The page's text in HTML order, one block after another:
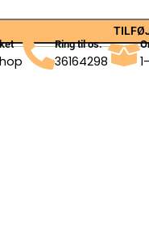
Ring til os.
36164298